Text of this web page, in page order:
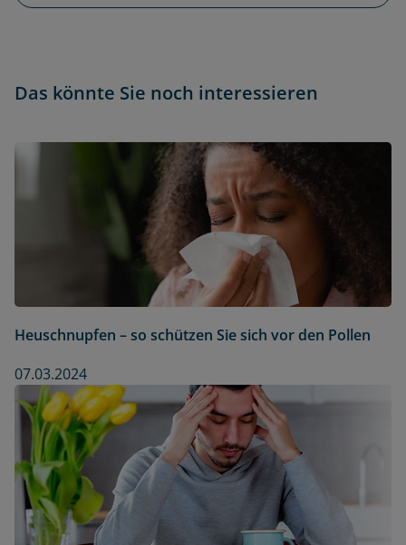
Das könnte Sie noch interessieren
Heuschnupfen – so schützen Sie sich vor den Pollen
07.03.2024